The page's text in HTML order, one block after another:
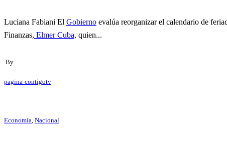
Luciana Fabiani El Gobierno evalúa reorganizar el calendario de
Finanzas, Elmer Cuba, quien...
By
pagina-contigotv
Economía, Nacional